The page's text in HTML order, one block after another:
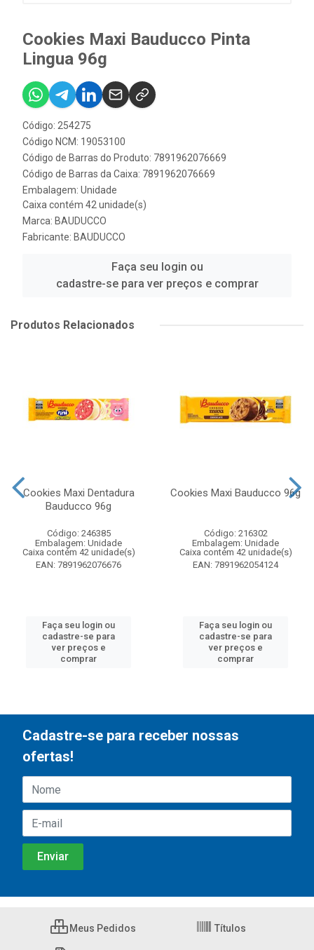
Cookies Maxi Bauducco Pinta
Lingua 96g
Código: 254275
Código NCM: 19053100
Código de Barras do Produto: 7891962076669
Código de Barras da Caixa: 7891962076669
Embalagem: Unidade
Caixa contém 42 unidade(s)
Marca: BAUDUCCO
Fabricante: BAUDUCCO
Faça seu login ou
cadastre-se para ver preços e comprar
Produtos Relacionados
Cookies Maxi Dentadura
Bauducco 96g
Código: 246385
Embalagem: Unidade
Caixa contém 42 unidade(s)
EAN: 7891962076676
Faça seu login ou
cadastre-se para
ver preços e
comprar
Cookies Maxi Bauducco 96g
Código: 216302
Embalagem: Unidade
Caixa contém 42 unidade(s)
EAN: 7891962054124
Faça seu login ou
cadastre-se para
ver preços e
comprar
Cadastre-se para receber nossas
ofertas!
Meus Pedidos Títulos